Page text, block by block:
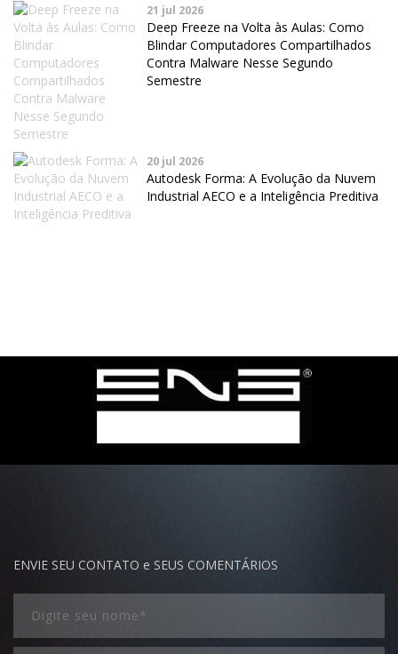
21 jul 2026
Deep Freeze na Volta às Aulas: Como
Blindar Computadores Compartilhados
Contra Malware Nesse Segundo
Semestre
20 jul 2026
Autodesk Forma: A Evolução da Nuvem
Industrial AECO e a Inteligência Preditiva
ENVIE SEU CONTATO e SEUS COMENTÁRIOS